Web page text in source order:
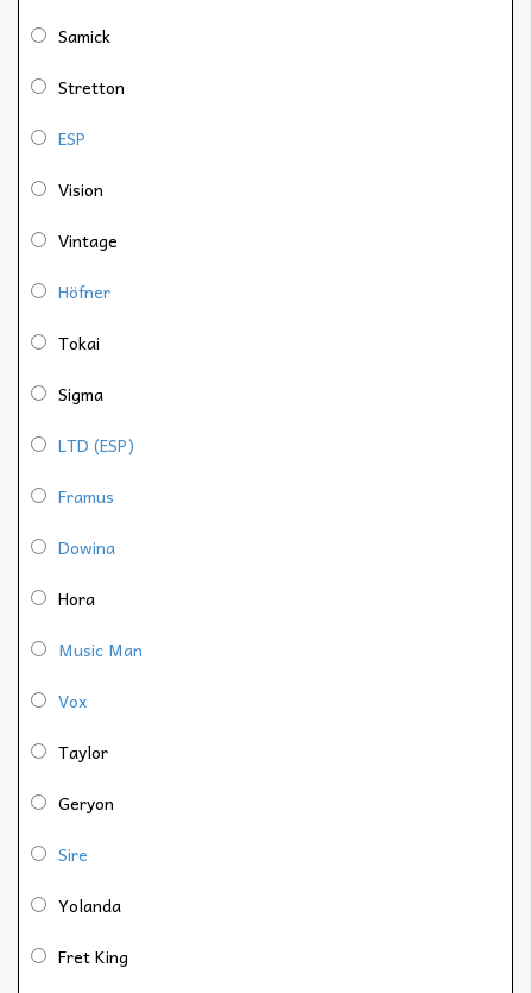
Samick
Stretton
ESP
Vision
Vintage
Höfner
Tokai
Sigma
LTD (ESP)
Framus
Dowina
Hora
Music Man
Vox
Taylor
Geryon
Sire
Yolanda
Fret King